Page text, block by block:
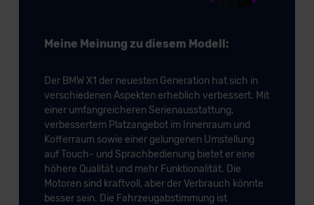
Meine Meinung zu diesem Modell:
Der BMW X1 der neuesten Generation hat sich in
verschiedenen Aspekten erheblich verbessert. Mit
einer umfangreicheren Serienausstattung,
verbessertem Platzangebot im Innenraum und
Kofferraum sowie einer gelungenen Umstellung
auf Touch- und Sprachbedienung bietet er eine
höhere Qualität und mehr Funktionalität. Die
Motoren sind kraftvoll, aber der Verbrauch könnte
besser sein. Die Fahrzeugabstimmung ist